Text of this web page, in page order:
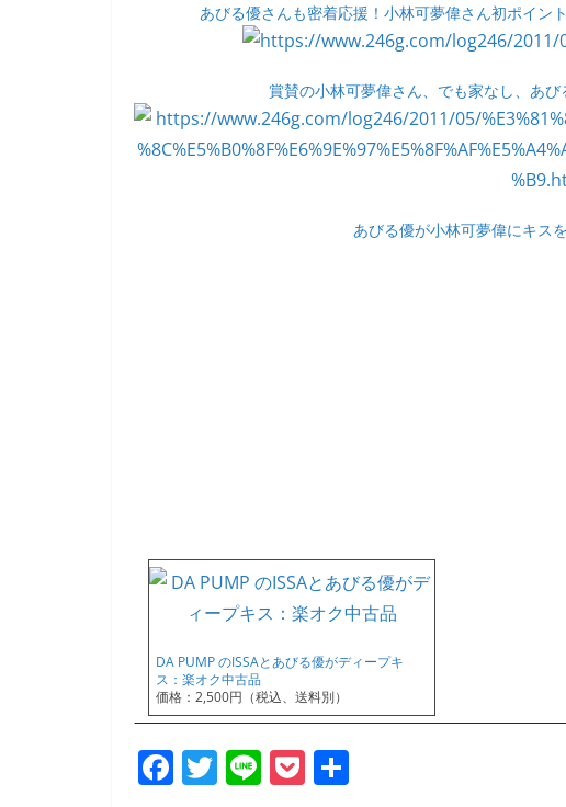
あびる優さんも密着応援！小林可夢偉さん初ポイ
賞賛の小林可夢偉さん、でも家なし、あ
あびる優が小林可夢偉にキス
DA PUMP のISSAとあびる優がディープキ
ス：楽オク中古品
価格：2,500円（税込、送料別）
F T Li P